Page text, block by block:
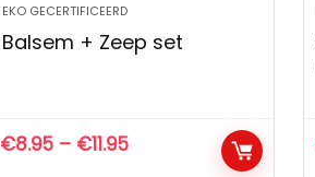
EKO GECERTIFICEERD
Balsem + Zeep set
€8.95 – €11.95